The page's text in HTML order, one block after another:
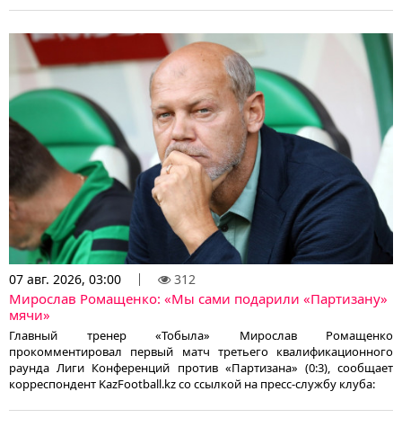
07 авг. 2026, 03:00 312
Мирослав Ромащенко: «Мы сами подарили «Партизану»
мячи»
Главный тренер «Тобыла» Мирослав Ромащенко
прокомментировал первый матч третьего квалификационного
раунда Лиги Конференций против «Партизана» (0:3), сообщает
корреспондент KazFootball.kz со ссылкой на пресс-службу клуба: